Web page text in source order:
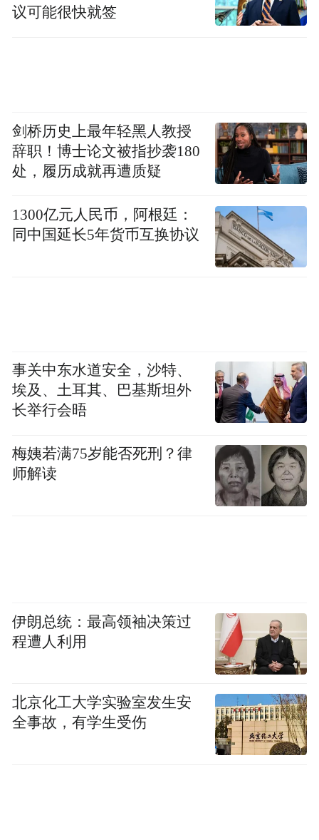
议可能很快就签
剑桥历史上最年轻黑人教授
辞职！博士论文被指抄袭180
处，履历成就再遭质疑
1300亿元人民币，阿根廷：
同中国延长5年货币互换协议
事关中东水道安全，沙特、
埃及、土耳其、巴基斯坦外
长举行会晤
梅姨若满75岁能否死刑？律
师解读
伊朗总统：最高领袖决策过
程遭人利用
北京化工大学实验室发生安
全事故，有学生受伤